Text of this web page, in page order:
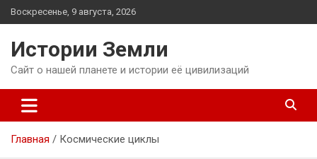
Перейти
к
Воскресенье, 9 августа, 2026
Истории Земли
Сайт о нашей планете и истории её цивилизаций
Главная Космические циклы